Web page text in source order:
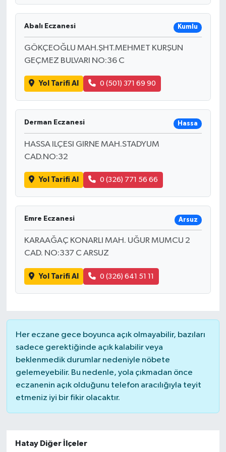
Abalı Eczanesi Kumlu
GÖKÇEOĞLU MAH.ŞHT.MEHMET KURŞUN
GEÇMEZ BULVARI NO:36 C
Yol Tarifi Al 0 (501) 371 69 90
Derman Eczanesi Hassa
HASSA ILÇESI GIRNE MAH.STADYUM
CAD.NO:32
Yol Tarifi Al 0 (326) 771 56 66
Emre Eczanesi Arsuz
KARAAĞAÇ KONARLI MAH. UĞUR MUMCU 2
CAD. NO:337 C ARSUZ
Yol Tarifi Al 0 (326) 641 51 11
Her eczane gece boyunca açık olmayabilir, bazıları
sadece gerektiğinde açık kalabilir veya
beklenmedik durumlar nedeniyle nöbete
gelemeyebilir. Bu nedenle, yola çıkmadan önce
eczanenin açık olduğunu telefon aracılığıyla teyit
etmeniz iyi bir fikir olacaktır.
Hatay Diğer İlçeler